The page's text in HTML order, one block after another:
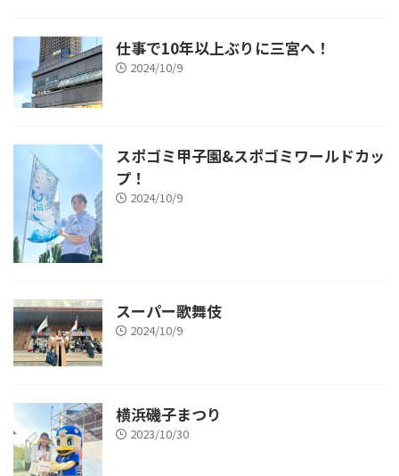
仕事で10年以上ぶりに三宮へ！
2024/10/9
スポゴミ甲子園&スポゴミワールドカッ
プ！
2024/10/9
スーパー歌舞伎
2024/10/9
横浜磯子まつり
2023/10/30